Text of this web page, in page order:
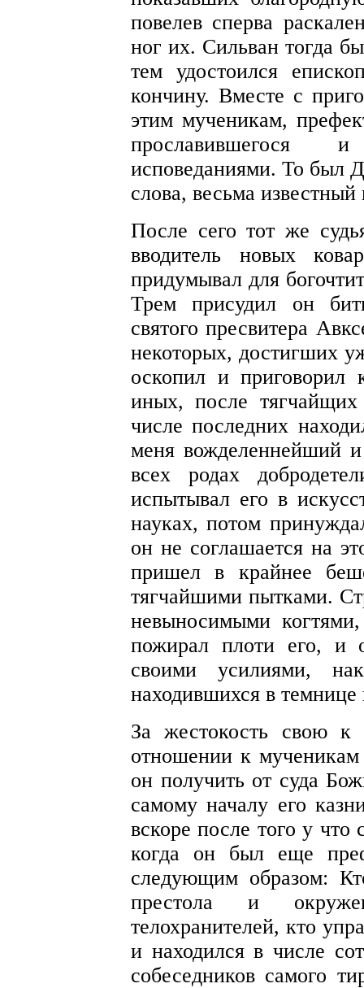
повелев сперва
ног их. Сильван тогда
тем удостоился
кончину. Вместе с
этим мученикам,
прославившегося
исповеданиями. То был
слова, весьма
После сего тот же
вводитель новых
придумывал для
Трем присудил он
святого пресвитера
некоторых, достигших
оскопил и
иных, после
числе последних
меня вожделеннейший
всех родах
испытывал его в
науках, потом
он не соглашается на
пришел в крайнее
тягчайшими пытками.
невыносимыми
пожирал плоти его, и
своими усилиями,
находившихся в темнице
За жестокость свою к
отношении к
он получить от суда
самому началу его
вскоре после того у
когда он был еще
следующим образом:
престола и
телохранителей, кто
и находился в числе
собеседников самого